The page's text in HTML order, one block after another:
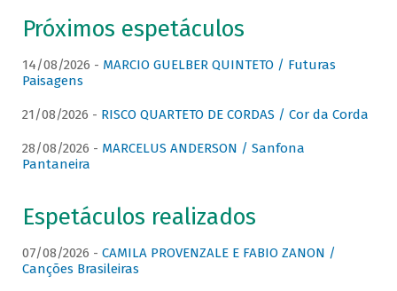
Próximos espetáculos
14/08/2026 - MARCIO GUELBER QUINTETO / Futuras
Paisagens
21/08/2026 - RISCO QUARTETO DE CORDAS / Cor da Corda
28/08/2026 - MARCELUS ANDERSON / Sanfona
Pantaneira
Espetáculos realizados
07/08/2026 - CAMILA PROVENZALE E FABIO ZANON /
Canções Brasileiras